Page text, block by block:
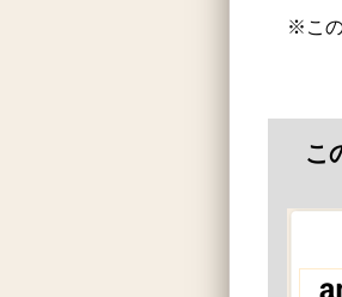
※この
こ